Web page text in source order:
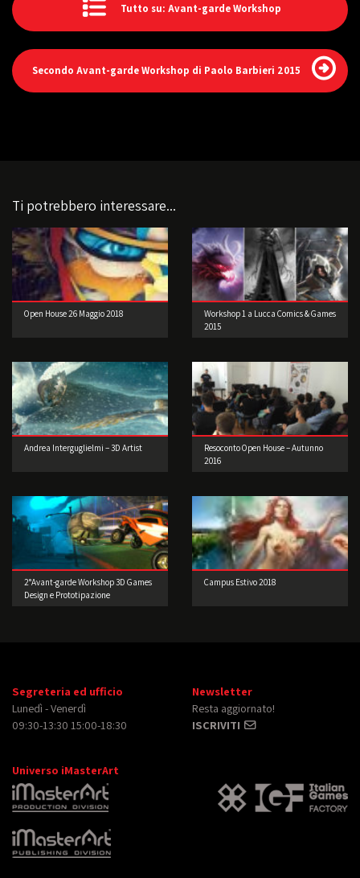
Tutto su: Avant-garde Workshop
Secondo Avant-garde Workshop di Paolo Barbieri 2015
Ti potrebbero interessare...
Open House 26 Maggio 2018
Workshop 1 a Lucca Comics & Games
2015
Andrea Interguglielmi – 3D Artist
Resoconto Open House – Autunno
2016
2°Avant-garde Workshop 3D Games
Design e Prototipazione
Campus Estivo 2018
Segreteria ed ufficio
Lunedì - Venerdì
09:30-13:30 15:00-18:30
Newsletter
Resta aggiornato!
ISCRIVITI
Universo iMasterArt